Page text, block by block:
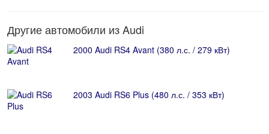
Другие автомобили из Audi
2000 Audi RS4 Avant (380 л.с. / 279 кВт)
2003 Audi RS6 Plus (480 л.с. / 353 кВт)